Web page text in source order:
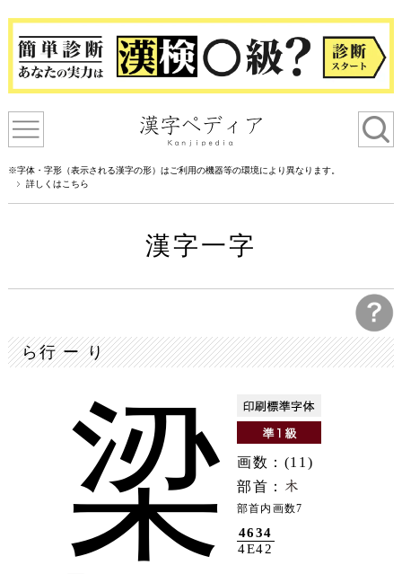
※字体・字形（表示される漢字の形）はご利用の機器等の環境により異なります。
詳しくはこちら
漢字一字
ら行 ー り
梁
画数：(11)
部首：
部首内画数7
4634
4E42